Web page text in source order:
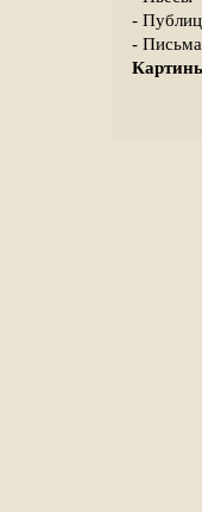
-
- Письма